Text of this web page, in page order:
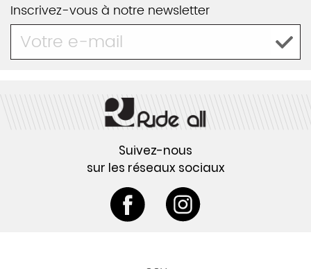
Inscrivez-vous à notre newsletter
Suivez-nous
sur les réseaux sociaux